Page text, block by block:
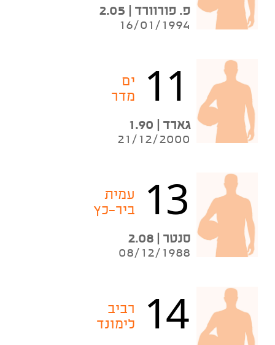
פ. פורוורד | 2.05
16/01/1994
11
ים
מדר
גארד | 1.90
21/12/2000
13
עמית
ביר-כץ
סנטר | 2.08
08/12/1988
14
רביב
לימונד